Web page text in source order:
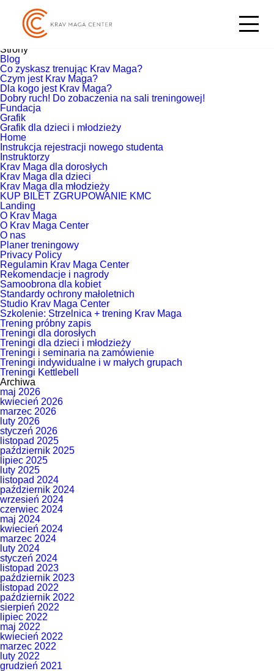
Aktualnie przeglądasz archiwum witryny
z grudzień
2020.
Strony
Blog
Co zyskasz trenując Krav Maga?
Czym jest Krav Maga?
Dla kogo jest Krav Maga?
Dobry ruch! Do zobaczenia na sali treningowej!
Fundacja
Grafik
Grafik dla dzieci i młodzieży
Home
Instrukcja rejestracji nowego studenta
Instruktorzy
Krav Maga dla dorosłych
Krav Maga dla dzieci
Krav Maga dla młodzieży
KUP BILET ZGRUPOWANIE KMC
Landing
O Krav Maga
O Krav Maga Center
O nas
Planer treningowy
Privacy Policy
Regulamin Krav Maga Center
Rekomendacje i nagrody
Samoobrona dla kobiet
Standardy ochrony małoletnich
Studio Krav Maga Center
Szkolenie: Strzelnica + trening Krav Maga
Trening próbny zapis
Treningi dla dorosłych
Treningi dla dzieci i młodzieży
Treningi i seminaria na zamówienie
Treningi indywidualne i w małych grupach
Treningi Kettlebell
Archiwa
maj 2026
kwiecień 2026
marzec 2026
luty 2026
styczeń 2026
listopad 2025
październik 2025
lipiec 2025
luty 2025
listopad 2024
październik 2024
wrzesień 2024
czerwiec 2024
maj 2024
kwiecień 2024
marzec 2024
luty 2024
styczeń 2024
listopad 2023
październik 2023
listopad 2022
październik 2022
sierpień 2022
lipiec 2022
maj 2022
kwiecień 2022
marzec 2022
luty 2022
grudzień 2021